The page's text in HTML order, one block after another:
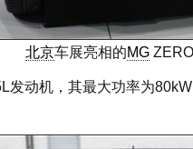
北京车展亮相的MG
发动机，其最大功率为